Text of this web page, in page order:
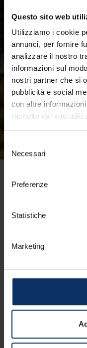
Questo sito web
Utilizziamo i cookie
annunci, per fornire
analizzare il nostro
informazioni sul
nostri partner che si
pubblicità e social
con altre
raccolto dal suo
delNecessari
Preferenze
Statistiche
Marketing
Un ecosistema
e ambizione: a